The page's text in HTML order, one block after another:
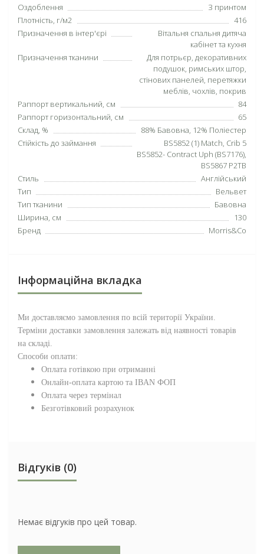
Оздоблення
З принтом
Плотність, г/м2
416
Призначення в інтер'єрі
Вітальня спальня дитяча
кабінет та кухня
Призначення тканини
Для потрьєр, декоративних
подушок, римських штор,
стінових панелей, перетяжки
меблів, чохлів, покрив
Раппорт вертикальний, см
84
Раппорт горизонтальний, см
65
Склад, %
88% Бавовна, 12% Поліестер
Стійкість до займання
BS5852 (1) Match, Crib 5
BS5852- Contract Uph (BS7176),
BS5867 P2TB
Стиль
Англійський
Тип
Вельвет
Тип тканини
Бавовна
Ширина, см
130
Бренд
Morris&Co
Інформаційна вкладка
Ми доставляємо замовлення по всій території України.
Терміни доставки замовлення залежать від наявності товарів
на складі.
Способи оплати:
Оплата готівкою при отриманні
Онлайн-оплата картою та IBAN ФОП
Оплата через термінал
Безготівковий розрахунок
Відгуків (0)
Немає відгуків про цей товар.